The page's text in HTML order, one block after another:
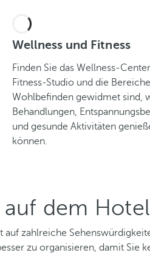
Wellness und Fitness
Finden Sie das Wellness-
Fitness-Studio und die
Wohlbefinden gewidmet sind,
Behandlungen,
und gesunde Aktivitäten
können.
dem
auf zahlreiche
zu organisieren, damit Sie